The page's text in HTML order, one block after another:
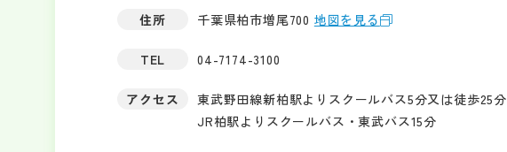
住所 千葉県柏市増尾700 地図を見る
TEL 04-7174-3100
アクセス
東武野田線新柏駅よりスクールバス5分又は徒歩25分
JR柏駅よりスクールバス・東武バス15分